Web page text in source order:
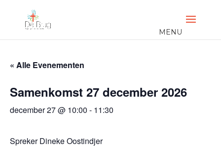
« Alle Evenementen
Samenkomst 27 december 2026
december 27 @ 10:00 - 11:30
Spreker Dineke Oostindjer